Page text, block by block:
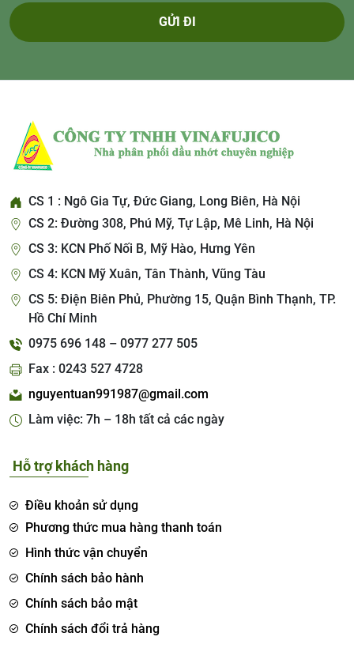
GỬI ĐI
CS 1 : Ngô Gia Tự, Đức Giang, Long Biên, Hà Nội
CS 2: Đường 308, Phú Mỹ, Tự Lập, Mê Linh, Hà Nội
CS 3: KCN Phố Nối B, Mỹ Hào, Hưng Yên
CS 4: KCN Mỹ Xuân, Tân Thành, Vũng Tàu
CS 5: Điện Biên Phủ, Phường 15, Quận Bình Thạnh, TP.
Hồ Chí Minh
0975 696 148 – 0977 277 505
Fax : 0243 527 4728
nguyentuan991987@gmail.com
Làm việc: 7h – 18h tất cả các ngày
Hỗ trợ khách hàng
Điều khoản sử dụng
Phương thức mua hàng thanh toán
Hình thức vận chuyển
Chính sách bảo hành
Chính sách bảo mật
Chính sách đổi trả hàng